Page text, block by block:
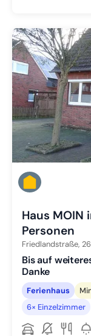
Haus
Personen
Friedlandstraße,
Bis auf
Danke
Ferienhaus
6× Einzelzimmer